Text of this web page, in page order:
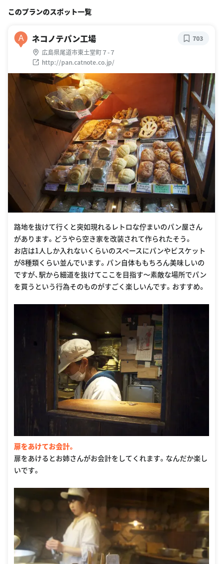
このプランのスポット一覧
A ネコノテパン工場
広島県尾道市東土堂町７-７
http://pan.catnote.co.jp/
703
路地を抜けて行くと突如現れるレトロな佇まいのパン屋さん
があります。どうやら空き家を改装されて作られたそう。
お店は1人しか入れないくらいのスペースにパンやビスケット
が8種類くらい並んでいます。パン自体ももちろん美味しいの
ですが、駅から細道を抜けてここを目指す〜素敵な場所でパン
を買うという行為そのものがすごく楽しいんです。おすすめ。
扉をあけてお会計。
扉をあけるとお姉さんがお会計をしてくれます。なんだか楽し
いです。